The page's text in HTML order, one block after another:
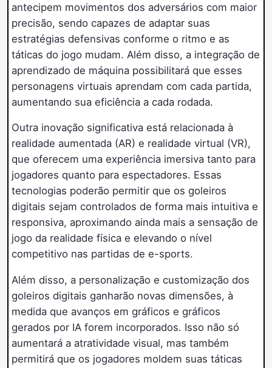
antecipem movimentos dos adversários com maior
precisão, sendo capazes de adaptar suas
estratégias defensivas conforme o ritmo e as
táticas do jogo mudam. Além disso, a integração de
aprendizado de máquina possibilitará que esses
personagens virtuais aprendam com cada partida,
aumentando sua eficiência a cada rodada.
Outra inovação significativa está relacionada à
realidade aumentada (AR) e realidade virtual (VR),
que oferecem uma experiência imersiva tanto para
jogadores quanto para espectadores. Essas
tecnologias poderão permitir que os goleiros
digitais sejam controlados de forma mais intuitiva e
responsiva, aproximando ainda mais a sensação de
jogo da realidade física e elevando o nível
competitivo nas partidas de e-sports.
Além disso, a personalização e customização dos
goleiros digitais ganharão novas dimensões, à
medida que avanços em gráficos e gráficos
gerados por IA forem incorporados. Isso não só
aumentará a atratividade visual, mas também
permitirá que os jogadores moldem suas táticas